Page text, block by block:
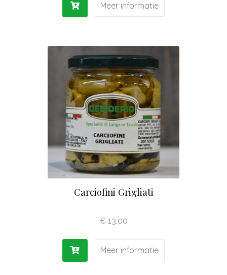
Meer informatie
Carciofini Grigliati
€13,00
Meer informatie